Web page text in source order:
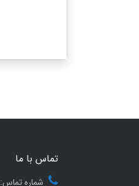
تماس با ما
شماره تماس: 73061-021 ، 77338605-021